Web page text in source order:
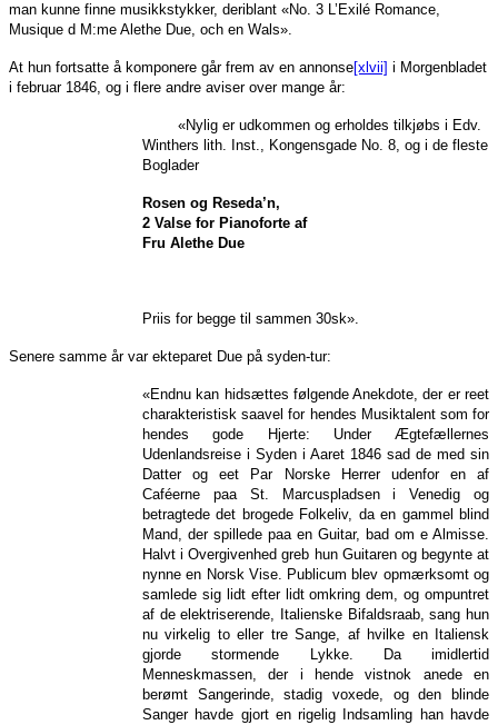
man kunne finne musikkstykker, deriblant «No. 3 L’Exilé Romance,
Musique d M:me Alethe Due, och en Wals».
At hun fortsatte å komponere går frem av en annonse[xlvii] i Morgenbladet
i februar 1846, og i flere andre aviser over mange år:
«Nylig er udkommen og erholdes tilkjøbs i Edv.
Winthers lith. Inst., Kongensgade No. 8, og i de fleste
Boglader
Rosen og Reseda’n,
2 Valse for Pianoforte af
Fru Alethe Due
Priis for begge til sammen 30sk».
Senere samme år var ekteparet Due på syden-tur:
«Endnu kan hidsættes følgende Anekdote, der er reet
charakteristisk saavel for hendes Musiktalent som for
hendes gode Hjerte: Under Ægtefællernes
Udenlandsreise i Syden i Aaret 1846 sad de med sin
Datter og eet Par Norske Herrer udenfor en af
Caféerne paa St. Marcuspladsen i Venedig og
betragtede det brogede Folkeliv, da en gammel blind
Mand, der spillede paa en Guitar, bad om e Almisse.
Halvt i Overgivenhed greb hun Guitaren og begynte at
nynne en Norsk Vise. Publicum blev opmærksomt og
samlede sig lidt efter lidt omkring dem, og ompuntret
af de elektriserende, Italienske Bifaldsraab, sang hun
nu virkelig to eller tre Sange, af hvilke en Italiensk
gjorde stormende Lykke. Da imidlertid
Menneskmassen, der i hende vistnok anede en
berømt Sangerinde, stadig voxede, og den blinde
Sanger havde gjort en rigelig Indsamling han havde